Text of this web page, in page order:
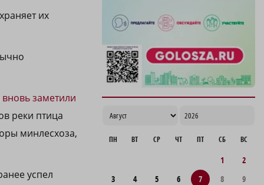
их
вновь заметили
реки птица
минлесхоза,
успел
ПН ВТ СР ЧТ ПТ СБ ВС
1
2
3
4 5 6 7 8
9